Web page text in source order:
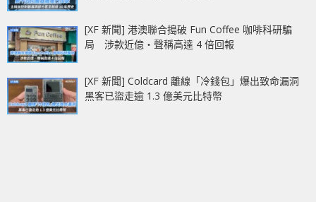
[XF 新聞] 港澳聯合搗破 Fun Coffee 咖啡科研騙
局 涉款近億‧聲稱高達 4 倍回報
[XF 新聞] Coldcard 離線「冷錢包」爆出致命漏洞
黑客已盜走逾 1.3 億美元比特幣